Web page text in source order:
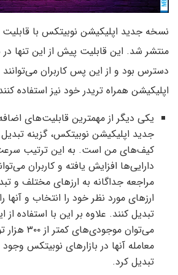
نسخه جدید اپلیکیشن نوبیتکس با قابلیت
منتشر شد. این قابلیت پیش از این تنها
دسترس بود و از این پس کاربران می‌توانند
اپلیکیشن همراه تریدر خود نیز استفاده
یکی دیگر از مهمترین قابلیت‌های
جدید اپلیکیشن نوبیتکس، گزینه
کیف‌های من است. به این ترتیب
دارایی‌ها افزایش یافته و کاربران
مراجعه جداگانه به ارزهای مختلف و
ارزهای مورد نظر خود را انتخاب و آنها
تبدیل کنند. علاوه بر این با استفاده از
می‌توان
معامله آنها در بازارهای نوبیتکس وجود
تبدیل کرد.